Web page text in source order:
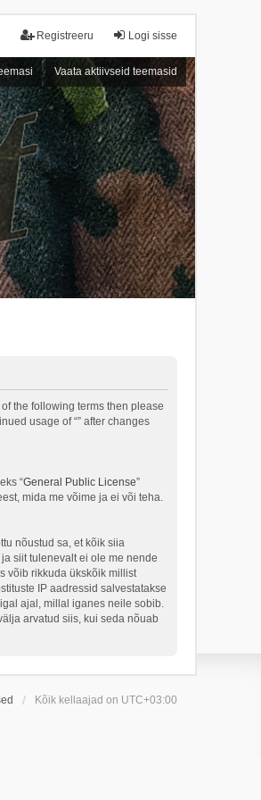
Logi sisse
Registreeru
Vaata aktiivseid teemasid
the following terms then please
usage of “” after changes
“General Public License”
mida me võime ja ei või teha.
nõustud sa, et kõik siia
siit tulenevalt ei ole me nende
võib rikkuda ükskõik millist
IP aadressid salvestatakse
ajal, millal iganes neile sobib.
arvatud siis, kui seda nõuab
Kõik kellaajad on UTC+03:00